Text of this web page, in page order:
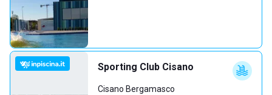
Sporting Club Cisano
Cisano Bergamasco